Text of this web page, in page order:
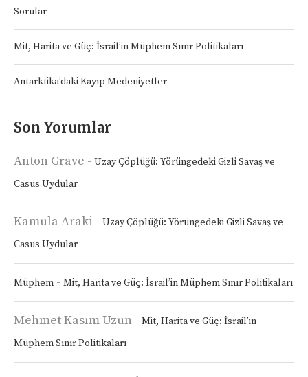
Sorular
Mit, Harita ve Güç: İsrail’in Müphem Sınır Politikaları
Antarktika’daki Kayıp Medeniyetler
Son Yorumlar
Anton Grave - Uzay Çöplüğü: Yörüngedeki Gizli Savaş ve
Casus Uydular
Kamula Araki - Uzay Çöplüğü: Yörüngedeki Gizli Savaş ve
Casus Uydular
Müphem - Mit, Harita ve Güç: İsrail’in Müphem Sınır Politikaları
Mehmet Kasım Uzun - Mit, Harita ve Güç: İsrail’in
Müphem Sınır Politikaları